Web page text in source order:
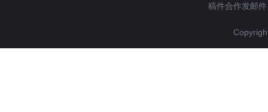
稿件合作发邮